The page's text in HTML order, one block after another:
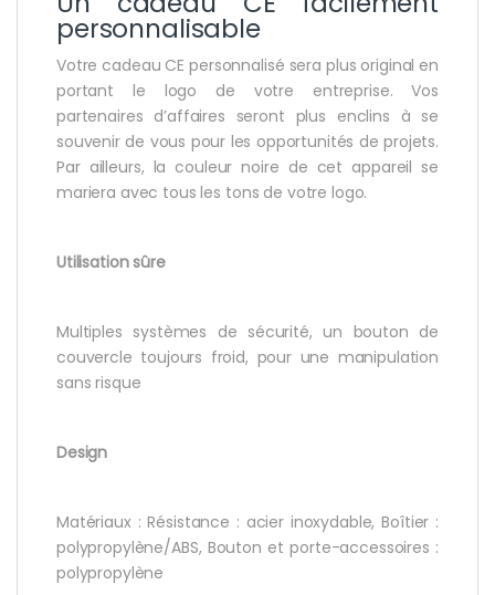
personnalisable
Votre cadeau CE personnalisé sera plus original en
portant le logo de votre entreprise. Vos
partenaires d’affaires seront plus enclins à se
souvenir de vous pour les opportunités de projets.
Par ailleurs, la couleur noire de cet appareil se
mariera avec tous les tons de votre logo.
Utilisation sûre
Multiples systèmes de sécurité, un bouton de
couvercle toujours froid, pour une manipulation
sans risque
Design
Matériaux : Résistance : acier inoxydable, Boîtier :
polypropylène/ABS, Bouton et porte-accessoires :
polypropylène